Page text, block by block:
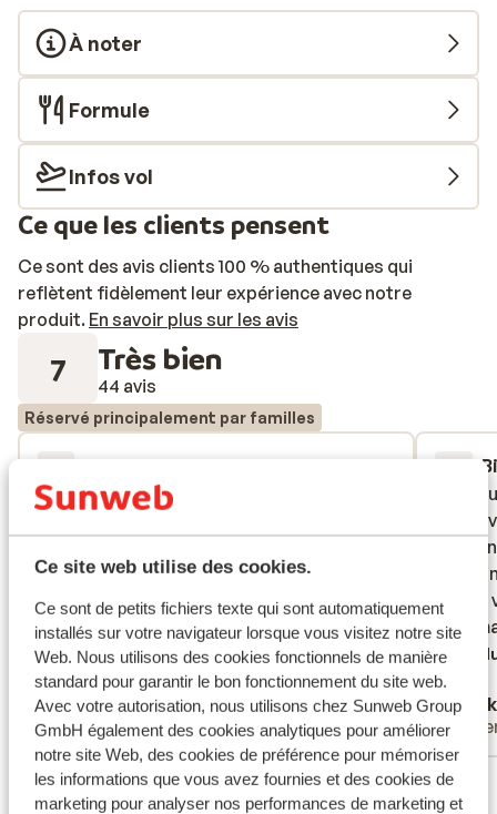
Ce site web utilise des cookies.
Ce sont de petits fichiers texte qui sont automatiquement
installés sur votre navigateur lorsque vous visitez notre site
Web. Nous utilisons des cookies fonctionnels de manière
standard pour garantir le bon fonctionnement du site web.
Avec votre autorisation, nous utilisons chez Sunweb Group
GmbH également des cookies analytiques pour améliorer
notre site Web, des cookies de préférence pour mémoriser
les informations que vous avez fournies et des cookies de
marketing pour analyser nos performances de marketing et
À noter
Formule
Infos vol
Ce que les clients pensent
Ce sont des avis clients 100 % authentiques qui
reflètent fidèlement leur expérience avec notre
produit. En savoir plus sur les avis
7 Très bien
44 avis
Réservé principalement par familles
9.0
Jag och min familj haft underbart på
med. Bra varierad mat från fresh stekta
fisk till varierat frukter.Rent rum varie dag
. Rent pool i taket. All incullusive hade vi
och fick värt för pengarna. Inget att klaga
på det här vistelse.
Jag och min familj haft underbart på
med. Bra varierad mat från fresh stekta
fisk till varierat frukter.Rent rum varie dag
. Rent pool i taket. All incullusive hade vi...
plus
Traduire en français (FR)
Teclemicael
Familles
3.8
All
Maten
lite
All
Maten
lite
Voir tous les 44 avis